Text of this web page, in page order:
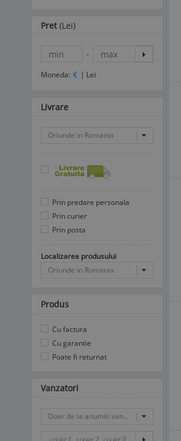
Pret (Lei)
-
Moneda: € | Lei
Livrare
Oriunde in Romania
Prin predare personala
Prin curier
Prin posta
Localizarea produsului
Oriunde in Romania
Produs
Cu factura
Cu garantie
Poate fi returnat
Vanzatori
Doar de la anumiti vanzatori